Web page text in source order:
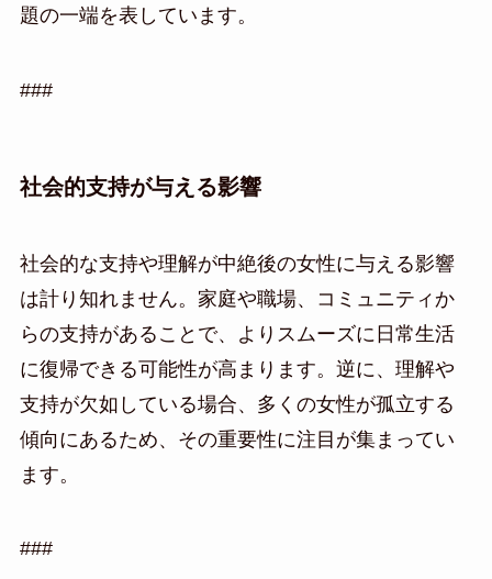
題の一端を表しています。
###
社会的支持が与える影響
社会的な支持や理解が中絶後の女性に与える影響
は計り知れません。家庭や職場、コミュニティか
らの支持があることで、よりスムーズに日常生活
に復帰できる可能性が高まります。逆に、理解や
支持が欠如している場合、多くの女性が孤立する
傾向にあるため、その重要性に注目が集まってい
ます。
###